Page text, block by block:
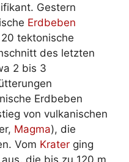
Gestern
Erdbeben
tektonische
des letzten
2 bis 3
Erdbeben
von vulkanischen
Magma), die
Vom Krater ging
die bis zu 120 m